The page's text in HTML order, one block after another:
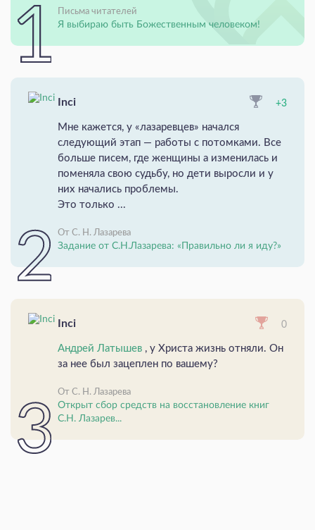
Письма читателей
Я выбираю быть Божественным человеком!
Inci +3
Мне кажется, у «лазаревцев» начался
следующий этап — работы с потомками. Все
больше писем, где женщины а изменилась и
поменяла свою судьбу, но дети выросли и у
них начались проблемы.
Это только ...
От С. Н. Лазарева
Задание от С.Н.Лазарева: «Правильно ли я иду?»
Inci 0
Андрей Латышев , у Христа жизнь отняли. Он
за нее был зацеплен по вашему?
От С. Н. Лазарева
Открыт сбор средств на восстановление книг
С.Н. Лазарев...